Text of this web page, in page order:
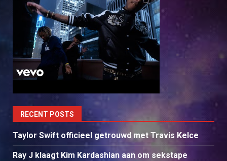
RECENT POSTS
Taylor Swift officieel getrouwd met Travis Kelce
Ray J klaagt Kim Kardashian aan om sekstape